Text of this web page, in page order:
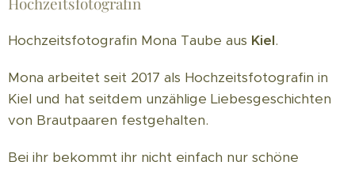
Hochzeitsfotografin Mona Taube aus Kiel.
Mona arbeitet seit 2017 als Hochzeitsfotografin in
Kiel und hat seitdem unzählige Liebesgeschichten
von Brautpaaren festgehalten.
Bei ihr bekommt ihr nicht einfach nur schöne